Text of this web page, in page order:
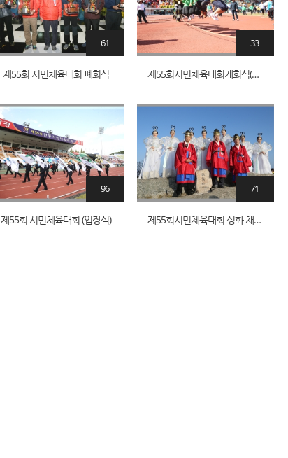
제55회 시민체육대회 폐회식
61
제55회시민체육대회개회식(각종경기)_1
33
제55회 시민체육대회 (입장식)
96
제55회시민체육대회 성화 채화_1
71